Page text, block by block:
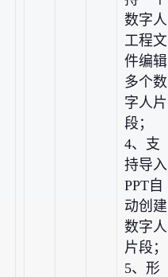
数字人
工程文
件编辑
多个数
字人片
段；
4、支
持导入
PPT自
动创建
数字人
片段；
5、形